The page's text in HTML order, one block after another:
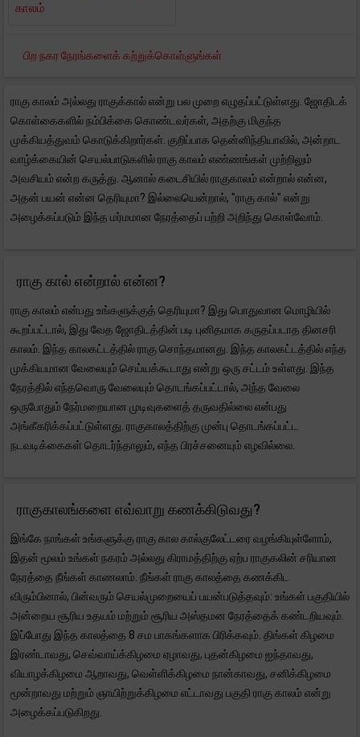
காலம்
பிற நகர நேரங்களைக் கற்றுக்கொள்ளுங்கள்
ராகு காலம் அல்லது ராகுக்கால் என்று பல முறை எழுதப்பட்டுள்ளது. ஜோதிடக்
கொள்கைகளில் நம்பிக்கை கொண்டவர்கள், அதற்கு மிகுந்த
முக்கியத்துவம் கொடுக்கிறார்கள். குறிப்பாக தென்னிந்தியாவில், அன்றாட
வாழ்க்கையின் செயல்பாடுகளில் ராகு காலம் எண்ணங்கள் முற்றிலும்
அவசியம் என்ற கருத்து. ஆனால் கடைசியில் ராகுகாலம் என்றால் என்ன,
அதன் பயன் என்ன தெரியுமா? இல்லையென்றால், "ராகு கால்" என்று
அழைக்கப்படும் இந்த மர்மமான நேரத்தைப் பற்றி அறிந்து கொள்வோம்.
ராகு கால் என்றால் என்ன?
ராகு காலம் என்பது உங்களுக்குத் தெரியுமா? இது பொதுவான மொழியில்
கூறப்பட்டால், இது வேத ஜோதிடத்தின் படி புனிதமாக கருதப்படாத தினசரி
காலம். இந்த காலகட்டத்தில் ராகு சொந்தமானது. இந்த காலகட்டத்தில் எந்த
முக்கியமான வேலையும் செய்யக்கூடாது என்று ஒரு சட்டம் உள்ளது. இந்த
நேரத்தில் எந்தவொரு வேலையும் தொடங்கப்பட்டால், அந்த வேலை
ஒருபோதும் நேர்மறையான முடிவுகளைத் தருவதில்லை என்பது
அங்கீகரிக்கப்பட்டுள்ளது. ராகுகாலத்திற்கு முன்பு தொடங்கப்பட்ட
நடவடிக்கைகள் தொடர்ந்தாலும், எந்த பிரச்சனையும் எழவில்லை.
ராகுகாலங்களை எவ்வாறு கணக்கிடுவது?
இங்கே நாங்கள் உங்களுக்கு ராகு கால கால்குலேட்டரை வழங்கியுள்ளோம்,
இதன் மூலம் உங்கள் நகரம் அல்லது கிராமத்திற்கு ஏற்ப ராகுகலின் சரியான
நேரத்தை நீங்கள் காணலாம். நீங்கள் ராகு காலத்தை கணக்கிட
விரும்பினால், பின்வரும் செயல்முறையைப் பயன்படுத்தவும்: உங்கள் பகுதியில்
அன்றைய சூரிய உதயம் மற்றும் சூரிய அஸ்தமன நேரத்தைக் கண்டறியவும்.
இப்போது இந்த காலத்தை 8 சம பாகங்களாக பிரிக்கவும். திங்கள் கிழமை
இரண்டாவது, செவ்வாய்க்கிழமை ஏழாவது, புதன்கிழமை ஐந்தாவது,
வியாழக்கிழமை ஆறாவது, வெள்ளிக்கிழமை நான்காவது, சனிக்கிழமை
மூன்றாவது மற்றும் ஞாயிற்றுக்கிழமை எட்டாவது பகுதி ராகு காலம் என்று
அழைக்கப்படுகிறது.